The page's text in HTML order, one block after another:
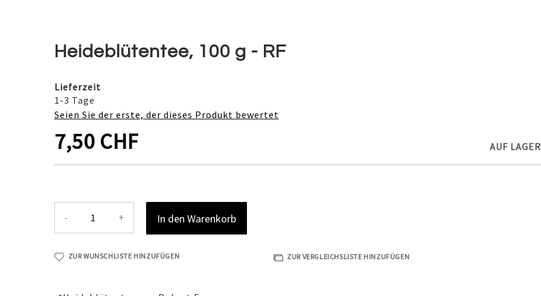
Heideblütentee, 100 g - RF
Lieferzeit
1-3 Tage
Seien Sie der erste, der dieses Produkt bewertet
7,50 CHF AUF LAGER
- + In den Warenkorb
ZUR WUNSCHLISTE HINZUFÜGEN ZUR VERGLEICHSLISTE HINZUFÜGEN